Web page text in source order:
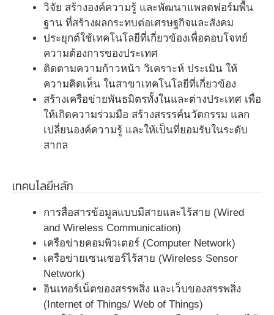
วิจัย สร้างองค์ความรู้ และพัฒนาแพลตฟอร์มพื้น
ฐาน ที่สร้างผลกระทบต่อเศรษฐกิจและสังคม
ประยุกต์ใช้เทคโนโลยีที่เกี่ยวข้องเพื่อตอบโจทย์
ความต้องการของประเทศ
ติดตามความก้าวหน้า วิเคราะห์ ประเมิน ให้
ความคิดเห็น ในสาขาเทคโนโลยีที่เกี่ยวข้อง
สร้างเครือข่ายพันธมิตรทั้งในและต่างประเทศ เพื่อ
ให้เกิดความร่วมมือ สร้างสรรรค์นวัตกรรม แลก
เปลี่ยนองค์ความรู้ และให้เป็นที่ยอมรับในระดับ
สากล
เทคนโลยีหลัก
การสื่อสารข้อมูลแบบมีสายและไร้สาย (Wired
and Wireless Communication)
เครือข่ายคอมพิวเตอร์ (Computer Network)
เครือข่ายเซนเซอร์ไร้สาย (Wireless Sensor
Network)
อินเทอร์เน็ตของสรรพสิ่ง และเว็บของสรรพสิ่ง
(Internet of Things/ Web of Things)